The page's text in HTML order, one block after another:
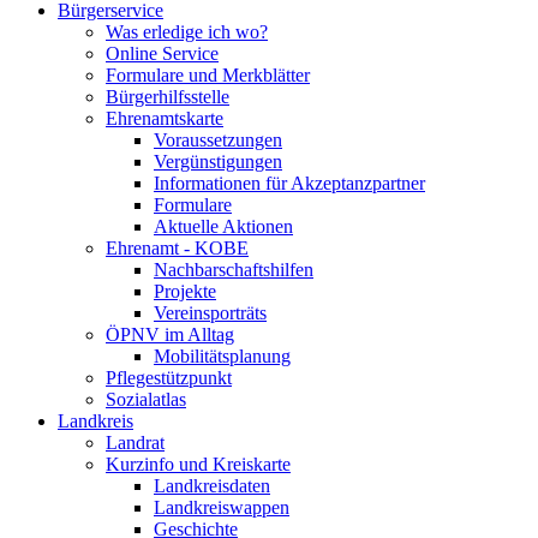
Bürgerservice
Was erledige ich wo?
Online Service
Formulare und Merkblätter
Bürgerhilfsstelle
Ehrenamtskarte
Voraussetzungen
Vergünstigungen
Informationen für Akzeptanzpartner
Formulare
Aktuelle Aktionen
Ehrenamt - KOBE
Nachbarschaftshilfen
Projekte
Vereinsporträts
ÖPNV im Alltag
Mobilitätsplanung
Pflegestützpunkt
Sozialatlas
Landkreis
Landrat
Kurzinfo und Kreiskarte
Landkreisdaten
Landkreiswappen
Geschichte